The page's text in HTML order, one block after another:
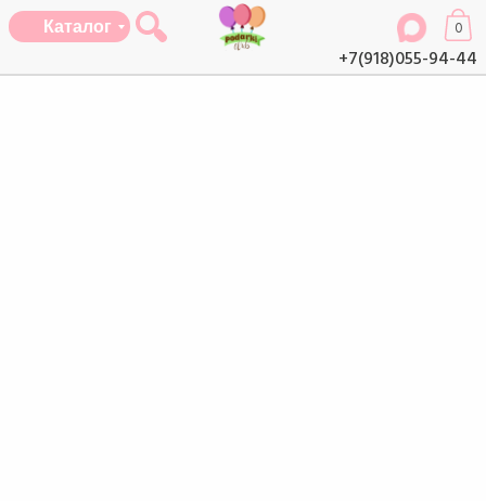
+7(918)055-94-44
0
Каталог